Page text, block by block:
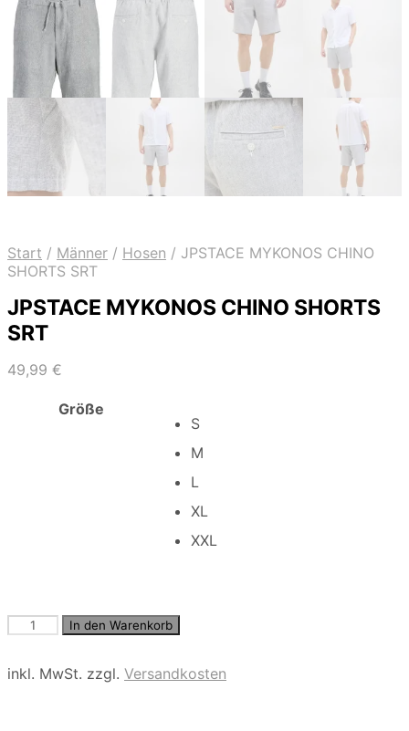
Start / Männer / Hosen / JPSTACE MYKONOS CHINO
SHORTS SRT
JPSTACE MYKONOS CHINO SHORTS
SRT
49,99 €
Größe
S
M
L
XL
XXL
JPSTACE
MYKONOS
SHORTS
In den Warenkorb
inkl. MwSt. zzgl. Versandkosten